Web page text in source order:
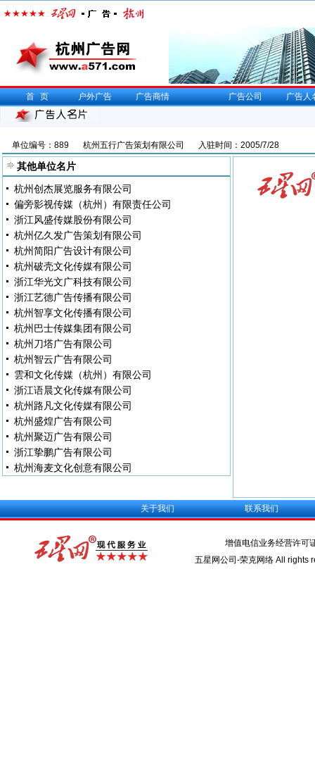
首页 户外广告 广告商情 广告公司 广告人
单位编号：889 杭州五行广告策划有限公司 入驻时间：2005/7/28
其他单位名片
杭州创杰展览服务有限公司
偏旁影视传媒（杭州）有限责任公司
浙江风盛传媒股份有限公司
杭州亿久发广告策划有限公司
杭州简阳广告设计有限公司
杭州破壳文化传媒有限公司
浙江华光文广科技有限公司
浙江艺德广告传播有限公司
杭州智享文化传播有限公司
杭州巴士传媒集团有限公司
杭州刀塔广告有限公司
杭州智云广告有限公司
雲和文化传媒（杭州）有限公司
浙江语晨文化传媒有限公司
杭州路凡文化传媒有限公司
杭州盛煌广告有限公司
杭州聚迈广告有限公司
浙江挚鹏广告有限公司
杭州海麦文化创意有限公司
关于我们 联系我们
增值电信业务经营许可
五星网公司-荣克网络 All